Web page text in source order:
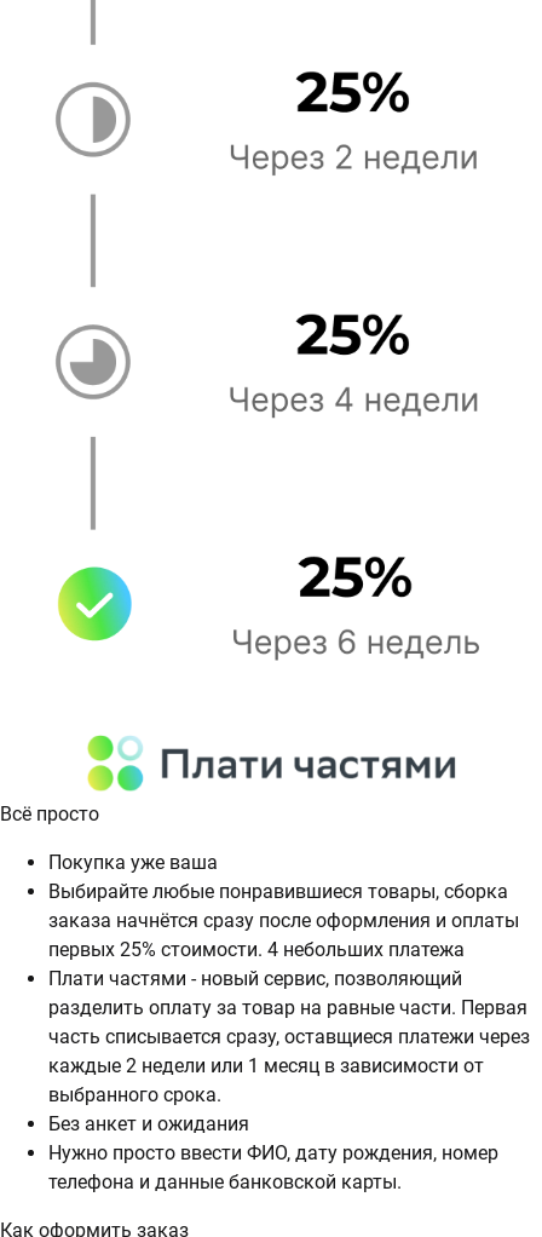
Всё просто
Покупка уже ваша
Выбирайте любые понравившиеся товары, сборка
заказа начнётся сразу после оформления и оплаты
первых 25% стоимости. 4 небольших платежа
Плати частями - новый сервис, позволяющий
разделить оплату за товар на равные части. Первая
часть списывается сразу, оставщиеся платежи через
каждые 2 недели или 1 месяц в зависимости от
выбранного срока.
Без анкет и ожидания
Нужно просто ввести ФИО, дату рождения, номер
телефона и данные банковской карты.
Как оформить заказ